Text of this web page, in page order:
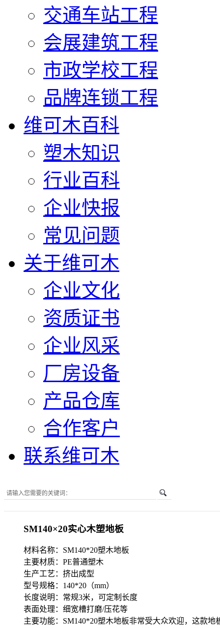
交通车站工程
会展建筑工程
市政学校工程
品牌连锁工程
维可木百科
塑木知识
行业百科
企业快报
常见问题
关于维可木
企业文化
资质证书
企业风采
厂房设备
产品仓库
合作客户
联系维可木
SM140×20实心木塑地板
材料名称：SM140*20塑木地板
主要材质：PE普通塑木
生产工艺：挤出成型
型号规格：140*20（mm）
长度说明：常规3米，可定制长度
表面处理：细宽槽打磨/压花等
主要功能：SM140*20塑木地板非常受大众欢迎，这款